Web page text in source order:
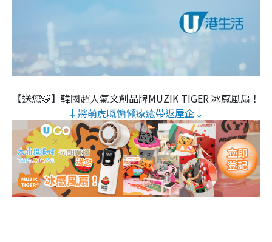
【送您🐯】韓國超人氣文創品牌MUZIK TIGER 冰感風扇！
↓將萌虎嘅慵懶療癒帶返屋企↓